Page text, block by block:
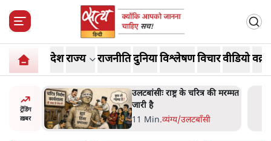
देशराज्य राजनीतिदुनियाविश्लेषणविचारवीडियो
ट्रेंडिंग
ख़बर
की मरम्मत
भागवत बोले- 'जेन ज़ी पर आँख
मूंदकर भरोसा, आंदोलन देश-
विरोधी नहीं'; अतुल लिमये बोले थे-
6 Min.देश